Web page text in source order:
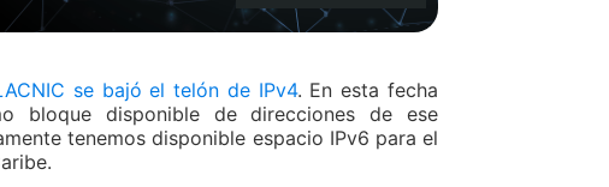
se bajó el telón de IPv4. En esta fecha
bloque disponible de direcciones de ese
tenemos disponible espacio IPv6 para el